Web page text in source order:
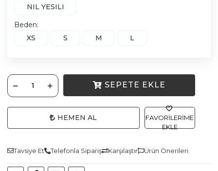
NIL YESILI
Beden:
XS
S M L
SEPETE EKLE
HEMEN AL
FAVORILERIME
EKLE
Tavsiye Et Telefonla Sipariş Karşılaştır Ürün Önerileri